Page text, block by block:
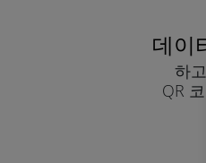
데이
하
QR